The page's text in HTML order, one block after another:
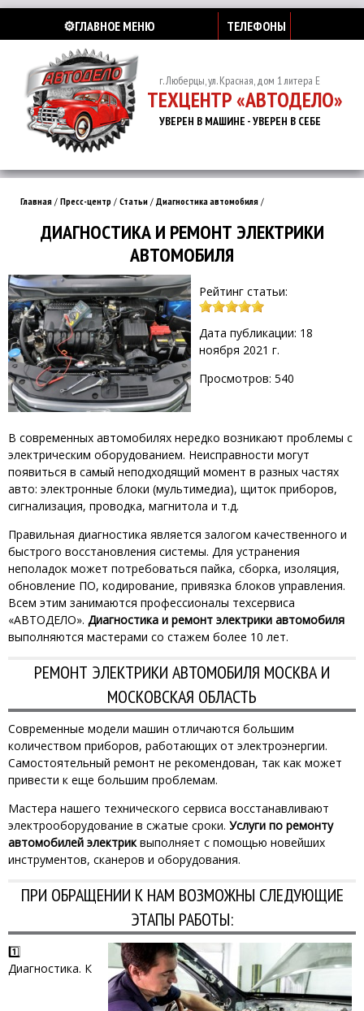
⚙️ГЛАВНОЕ МЕНЮ ТЕЛЕФОНЫ
г. Люберцы, ул. Красная, дом 1 литера Е
ТЕХЦЕНТР «АВТОДЕЛО»
УВЕРЕН В МАШИНЕ - УВЕРЕН В СЕБЕ
Главная / Пресс-центр / Статьи / Диагностика автомобиля /
ДИАГНОСТИКА И РЕМОНТ ЭЛЕКТРИКИ
АВТОМОБИЛЯ
Рейтинг статьи:
Дата публикации: 18
ноября 2021 г.
Просмотров: 540
В современных автомобилях нередко возникают проблемы с
электрическим оборудованием. Неисправности могут
появиться в самый неподходящий момент в разных частях
авто: электронные блоки (мультимедиа), щиток приборов,
сигнализация, проводка, магнитола и т.д.
Правильная диагностика является залогом качественного и
быстрого восстановления системы. Для устранения
неполадок может потребоваться пайка, сборка, изоляция,
обновление ПО, кодирование, привязка блоков управления.
Всем этим занимаются профессионалы техсервиса
«АВТОДЕЛО». Диагностика и ремонт электрики автомобиля
выполняются мастерами со стажем более 10 лет.
РЕМОНТ ЭЛЕКТРИКИ АВТОМОБИЛЯ МОСКВА И
МОСКОВСКАЯ ОБЛАСТЬ
Современные модели машин отличаются большим
количеством приборов, работающих от электроэнергии.
Самостоятельный ремонт не рекомендован, так как может
привести к еще большим проблемам.
Мастера нашего технического сервиса восстанавливают
электрооборудование в сжатые сроки. Услуги по ремонту
автомобилей электриквыполняет с помощью новейших
инструментов, сканеров и оборудования.
ПРИ ОБРАЩЕНИИ К НАМ ВОЗМОЖНЫ СЛЕДУЮЩИЕ
ЭТАПЫ РАБОТЫ:
1️⃣
Диагностика. К